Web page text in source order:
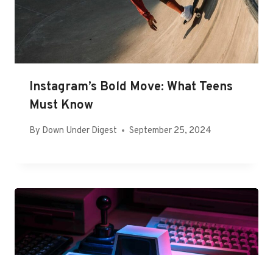
Instagram’s Bold Move: What Teens
Must Know
By Down Under Digest September 25, 2024